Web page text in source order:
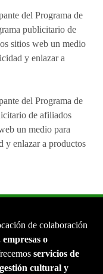
del Programa de
publicitario de
sitios web un medio
y enlazar a
del Programa de
de afiliados
un medio para
y enlazar a productos
de colaboración
empresas o
servicios de
cultural y